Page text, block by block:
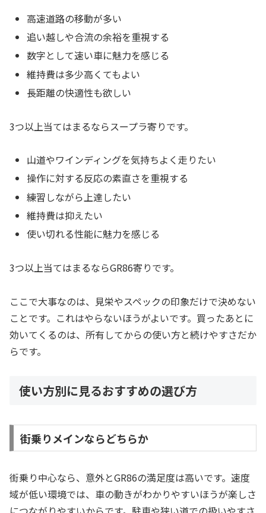
高速道路の移動が多い
追い越しや合流の余裕を重視する
数字として速い車に魅力を感じる
維持費は多少高くてもよい
長距離の快適性も欲しい
3つ以上当てはまるならスープラ寄りです。
山道やワインディングを気持ちよく走りたい
操作に対する反応の素直さを重視する
練習しながら上達したい
維持費は抑えたい
使い切れる性能に魅力を感じる
3つ以上当てはまるならGR86寄りです。
ここで大事なのは、見栄やスペックの印象だけで決めない
ことです。これはやらないほうがよいです。買ったあとに
効いてくるのは、所有してからの使い方と続けやすさだか
らです。
使い方別に見るおすすめの選び方
街乗りメインならどちらか
街乗り中心なら、意外とGR86の満足度は高いです。速度
域が低い環境では、車の動きがわかりやすいほうが楽しさ